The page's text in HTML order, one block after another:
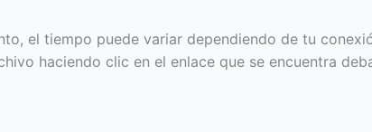
el tiempo puede variar dependiendo de tu
haciendo clic en el enlace que se encuentra